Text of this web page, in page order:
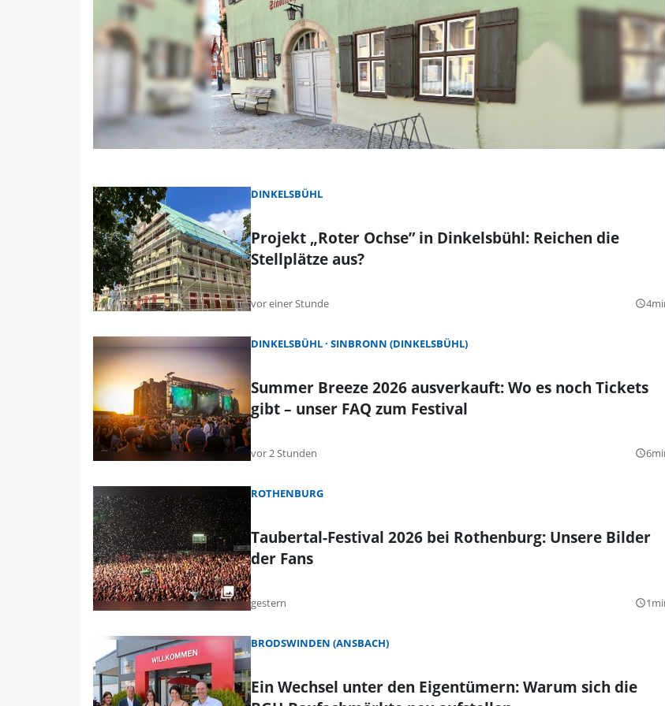
DINKELSBÜHL
Projekt „Roter Ochse” in Dinkelsbühl: Reichen die
Stellplätze aus?
vor einer Stunde query_builder
DINKELSBÜHL SINBRONN (DINKELSBÜHL)
Summer Breeze 2026 ausverkauft: Wo es noch Tickets
gibt – unser FAQ zum Festival
vor 2 Stunden query_builder
ROTHENBURG
Taubertal-Festival 2026 bei Rothenburg: Unsere Bilder
der Fans
gestern query_builder
BRODSWINDEN (ANSBACH)
Ein Wechsel unter den Eigentümern: Warum sich die